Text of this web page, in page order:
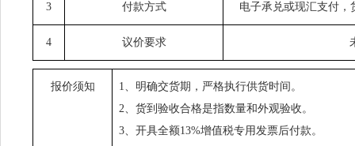
3 付款方式 电子承兑或现汇支付，
4 议价要求
报价须知
1、明确交货期，严格执行供货时间。
2、货到验收合格是指数量和外观验收。
3、开具全额13%增值税专用发票后付款。